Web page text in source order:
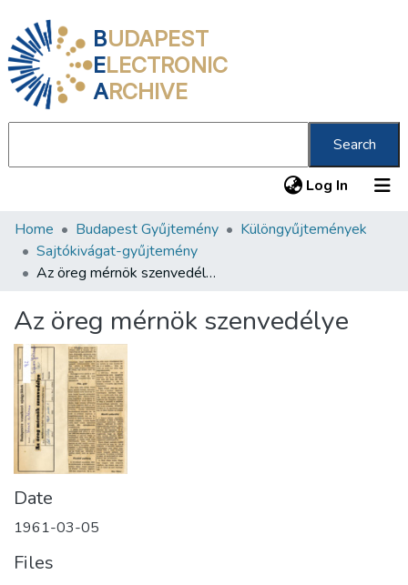
BUDAPEST
ELECTRONIC
ARCHIVE
Search
Log In (current)
Communities & Collections
All of DSpace
About us
Home Budapest Gyűjtemény
Különgyűjtemények
Sajtókivágat-gyűjtemény
Az öreg mérnök szenvedélye
Az öreg mérnök szenvedélye
Date
1961-03-05
Files